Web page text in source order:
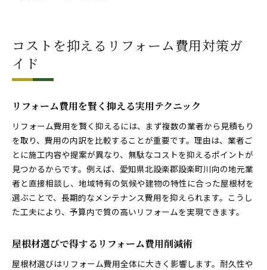
コストを抑えるリフォーム費用対策ガ
イド
リフォーム費用を賢く抑える実用テクニック
リフォーム費用を賢く抑えるには、まず複数の業者から見積もり
を取り、費用の内訳を比較することが重要です。理由は、業者ご
とに施工内容や提案が異なり、無駄なコストを抑えるポイントが
見つかるからです。例えば、愛知県北設楽郡設楽町川向の地元業
者と直接相談し、地域特有の気候や建物の特性に合った屋根材を
選ぶことで、長期的なメンテナンス費用を抑えられます。こうし
た工夫により、予算内で質の高いリフォームを実現できます。
屋根材選びで得するリフォーム費用削減術
屋根材選びはリフォーム費用全体に大きく影響します。耐久性や